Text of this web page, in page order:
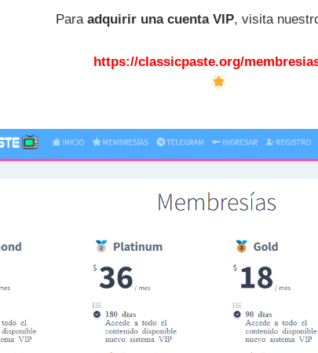
Para adquirir una cuenta VIP, visita
https://classicpaste.org/